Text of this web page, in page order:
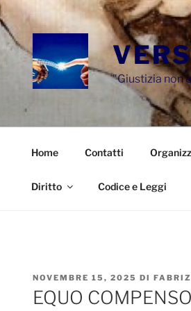
"Giustizia non
Home Contatti
Diritto Codice e Leggi
PUBBLICATO
IL
NOVEMBRE 15, 2025 DI
EQUO